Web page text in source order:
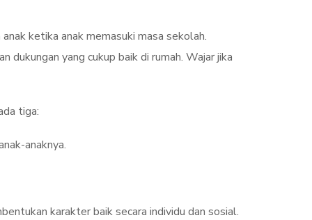
ketika anak memasuki masa sekolah.
dukungan yang cukup baik di rumah. Wajar jika
tiga:
anaknya.
karakter baik secara individu dan sosial.